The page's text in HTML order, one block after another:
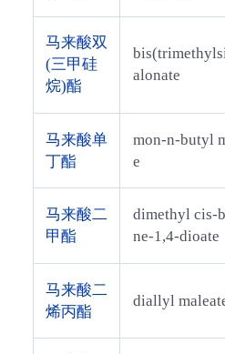
马来酸双
(三甲硅
烷)酯
alonate
马来酸单
丁酯
mon-n-butyl
e
马来酸二
甲酯
dimethyl cis-
ne-1,4-dioate
马来酸二
烯丙酯
diallyl